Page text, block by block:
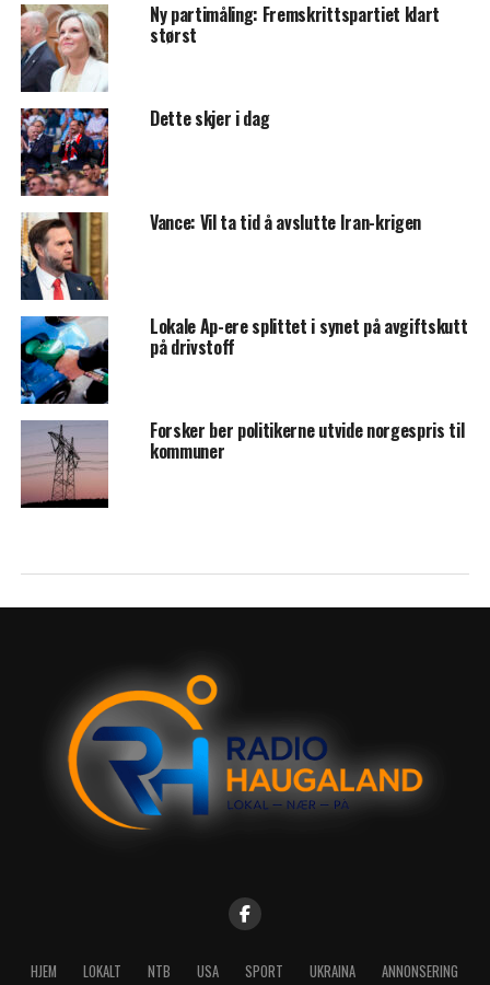
Ny partimåling: Fremskrittspartiet klart
størst
Dette skjer i dag
Vance: Vil ta tid å avslutte Iran-krigen
Lokale Ap-ere splittet i synet på avgiftskutt
på drivstoff
Forsker ber politikerne utvide norgespris til
kommuner
HJEM LOKALT NTB USA SPORT UKRAINA ANNONSERING